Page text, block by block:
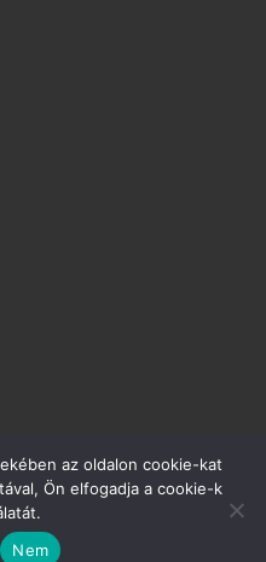
évelők, örökzöldek,
termesztése,
.
az oldalon cookie-kat
Ön elfogadja a cookie-k
Nem